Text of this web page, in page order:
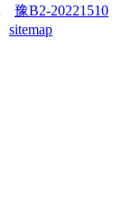
豫B2-20221510
sitemap